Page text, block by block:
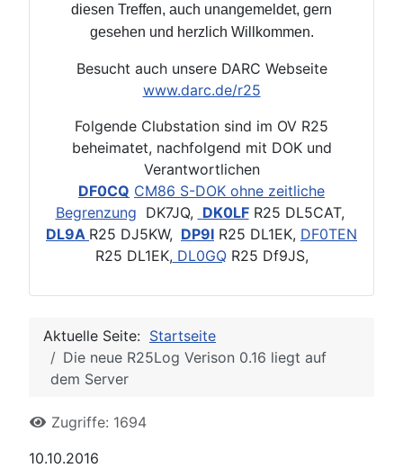
diesen Treffen, auch unangemeldet, gern
gesehen und herzlich Willkommen.
Besucht auch unsere DARC Webseite
www.darc.de/r25
Folgende Clubstation sind im OV R25
beheimatet, nachfolgend mit DOK und
Verantwortlichen
DF0CQ CM86 S-DOK ohne zeitliche
Begrenzung DK7JQ, DK0LFR25 DL5CAT,
DL9A R25 DJ5KW, DP9I R25 DL1EK, DF0TEN
R25 DL1EK, DL0GQR25 Df9JS,
Aktuelle Seite: Startseite
Die neue R25Log Verison 0.16 liegt auf
dem Server
Zugriffe: 1694
10.10.2016